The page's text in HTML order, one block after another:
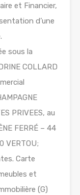
et Financier,
d’une
sous la
COLLARD
PRIVEES, au
FERRÉ – 44
VERTOU;
Carte
et
(G)